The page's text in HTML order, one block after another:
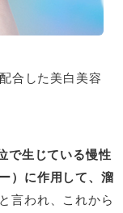
合した美白美容
で生じている慢性
）に作用して、溜
言われ、これから